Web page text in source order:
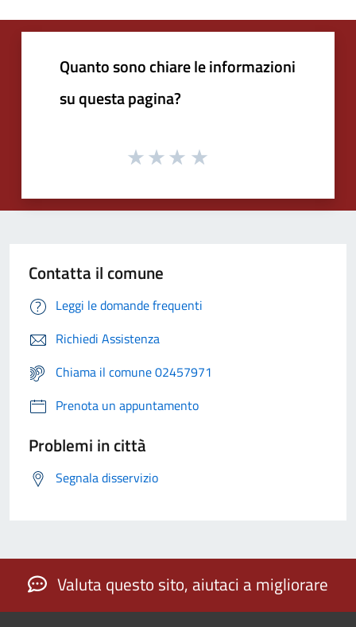
Quanto sono chiare le informazioni
su questa pagina?
Contatta il comune
Leggi le domande frequenti
Richiedi Assistenza
Chiama il comune 02457971
Prenota un appuntamento
Problemi in città
Segnala disservizio
Valuta questo sito, aiutaci a migliorare